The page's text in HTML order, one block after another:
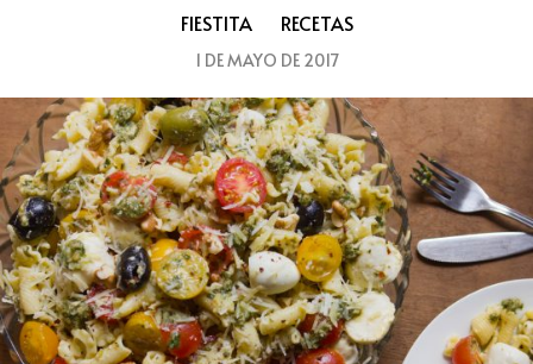
FIESTITA RECETAS
1 DE MAYO DE 2017